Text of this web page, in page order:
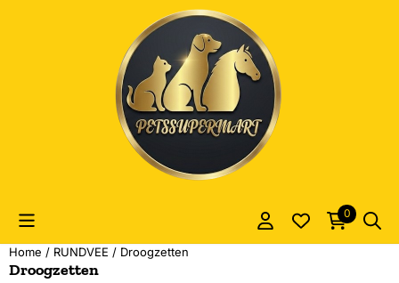
Cookievoorkeuren zijn momenteel gesloten.
0
Home / RUNDVEE / Droogzetten
Droogzetten